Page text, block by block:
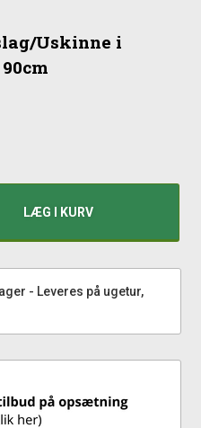
Uskinne i
LÆG I KURV
- Leveres på ugetur,